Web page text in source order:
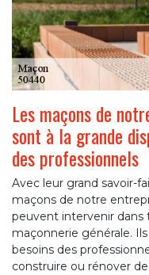
Les maçons de
sont à la grande
des professionnels
Avec leur grand savoir-
maçons de notre
peuvent intervenir dans
maçonnerie générale.
besoins des
construire ou rénover